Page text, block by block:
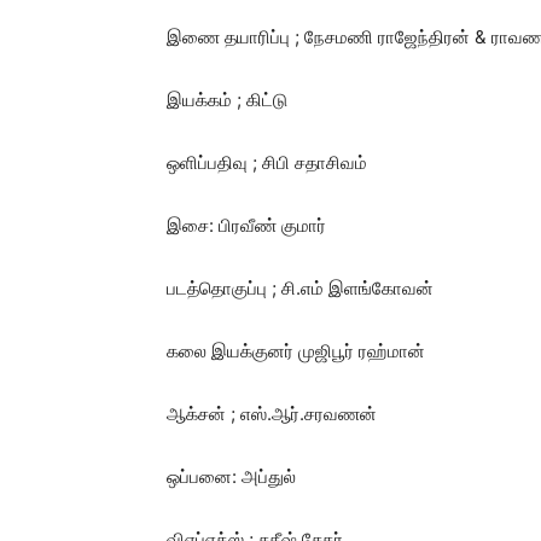
இணை தயாரிப்பு ; நேசமணி ராஜேந்திரன் &
இயக்கம் ; கிட்டு
ஒளிப்பதிவு ; சிபி சதாசிவம்
இசை: பிரவீண் குமார்
படத்தொகுப்பு ; சி.எம் இளங்கோவன்
கலை இயக்குனர் முஜிபூர் ரஹ்மான்
ஆக்சன் ; எஸ்.ஆர்.சரவணன்
ஒப்பனை: அப்துல்